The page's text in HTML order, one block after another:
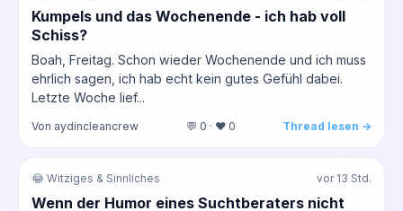
Kumpels und das Wochenende - ich hab voll
Schiss?
Boah, Freitag. Schon wieder Wochenende und ich muss
ehrlich sagen, ich hab echt kein gutes Gefühl dabei.
Letzte Woche lief...
Von aydincleancrew 💬 0 · ❤️ 0 Thread lesen →
😂 Witziges & Sinnliches vor 13 Std.
Wenn der Humor eines Suchtberaters nicht